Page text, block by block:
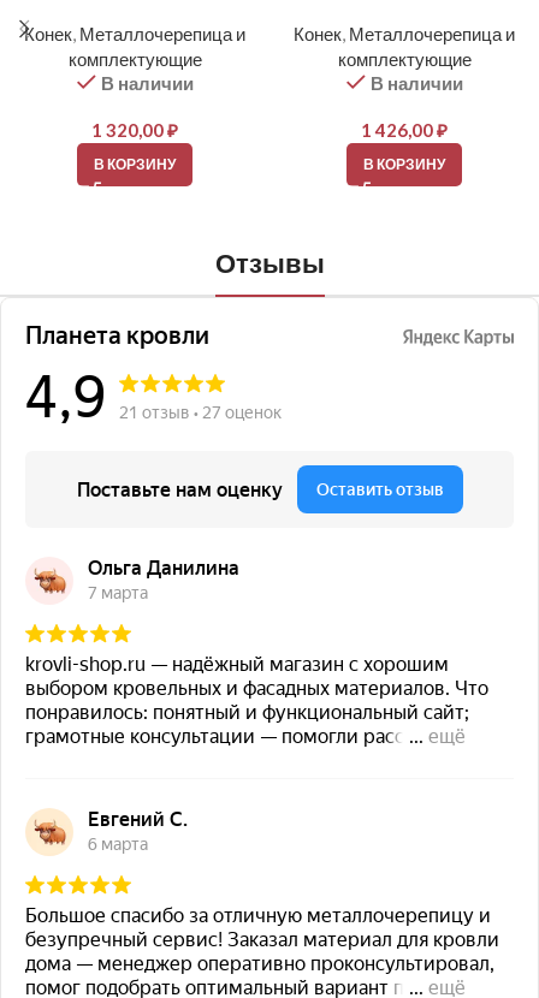
Конек, Металлочерепица и
комплектующие
В наличии
1 320,00₽
В КОРЗИНУ
Конек, Металлочерепица и
комплектующие
В наличии
1 426,00₽
В КОРЗИНУ
Отзывы